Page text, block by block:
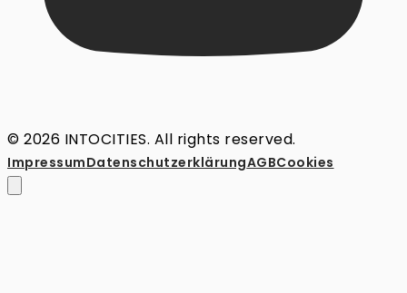
© 2026 INTOCITIES. All rights reserved.
ImpressumDatenschutz­erklärungAGBCookies